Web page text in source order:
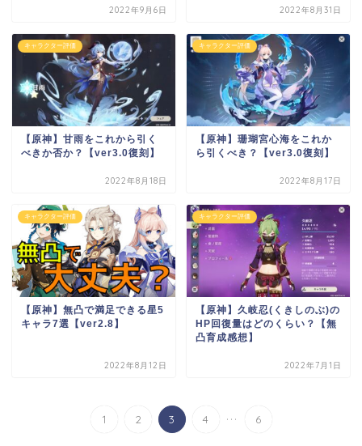
2022年9月6日 2022年8月31日
キャラクター評価
【原神】甘雨をこれから引く
べきか否か？【ver3.0復刻】
2022年8月18日
キャラクター評価
【原神】珊瑚宮心海をこれか
ら引くべき？【ver3.0復刻】
2022年8月17日
キャラクター評価
【原神】無凸で満足できる星5
キャラ7選【ver2.8】
2022年8月12日
キャラクター評価
【原神】久岐忍(くきしのぶ)の
HP回復量はどのくらい？【無
凸育成感想】
2022年7月1日
1 2 3 4 ... 6